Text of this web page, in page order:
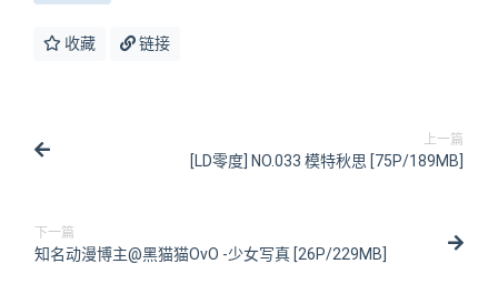
收藏 链接
上一篇
[LD零度] NO.033 模特秋思 [75P/189MB]
下一篇
知名动漫博主@黑猫猫OvO -少女写真 [26P/229MB]